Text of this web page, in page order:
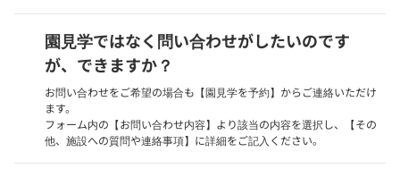
園見学ではなく問い合わせがしたいのです
が、できますか？
お問い合わせをご希望の場合も【園見学を予約】からご連絡いただけ
ます。
フォーム内の【お問い合わせ内容】より該当の内容を選択し、【その
他、施設への質問や連絡事項】に詳細をご記入ください。